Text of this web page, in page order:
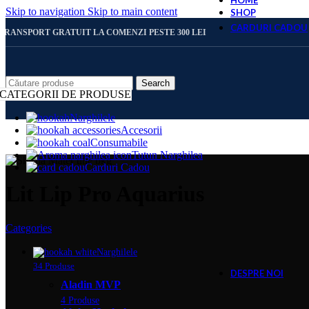
Skip to navigation Skip to main content
GRATUIT LA COMENZI PESTE 300 LEI
Search
CATEGORII DE PRODUSE
Narghilele
Accesorii
Consumabile
Tutun Narghilea
Carduri Cadou
SHOP
CARDURI CADOU
DESPRE NOI
Categories
Narghilele
34 Produse
Aladin MVP
4 Produse